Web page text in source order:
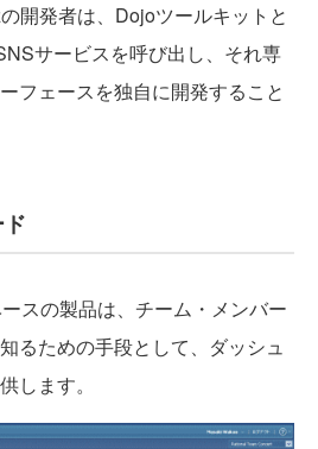
開発者は、Dojoツールキットと
サービスを呼び出し、それ専
フェースを独自に開発すること
スの製品は、チーム・メンバー
るための手段として、ダッシュ
します。